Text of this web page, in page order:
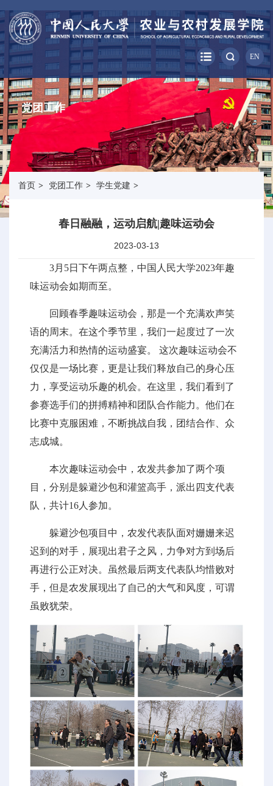
EN
党团工作
首页 > 党团工作 > 学生党建 >
春日融融，运动启航|趣味运动会
2023-03-13
3月5日下午两点整，中国人民大学2023年趣
味运动会如期而至。
回顾春季趣味运动会，那是一个充满欢声笑
语的周末。在这个季节里，我们一起度过了一次
充满活力和热情的运动盛宴。 这次趣味运动会不
仅仅是一场比赛，更是让我们释放自己的身心压
力，享受运动乐趣的机会。在这里，我们看到了
参赛选手们的拼搏精神和团队合作能力。他们在
比赛中克服困难，不断挑战自我，团结合作、众
志成城。
本次趣味运动会中，农发共参加了两个项
目，分别是躲避沙包和灌篮高手，派出四支代表
队，共计16人参加。
躲避沙包项目中，农发代表队面对姗姗来迟
迟到的对手，展现出君子之风，力争对方到场后
再进行公正对决。虽然最后两支代表队均惜败对
手，但是农发展现出了自己的大气和风度，可谓
虽败犹荣。